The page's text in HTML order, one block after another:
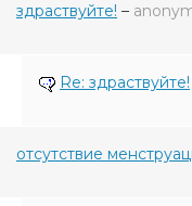
здраствуйте! –
Re: здраствуйте!
отсутствие